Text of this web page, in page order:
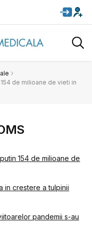
de milioane de vieti in
154 de milioane de
in crestere a tulpinii
pandemii s-au